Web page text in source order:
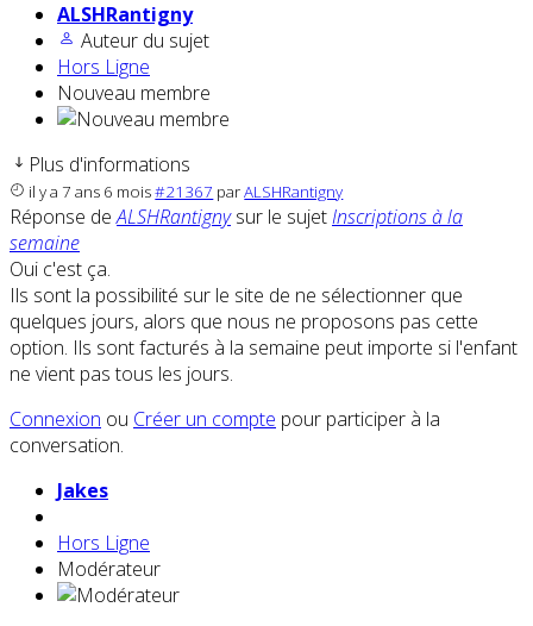
ALSHRantigny
Auteur du sujet
Hors Ligne
Nouveau membre
Plus d'informations
il y a 7 ans 6 mois#21367 parALSHRantigny
Réponse deALSHRantignysur le sujetInscriptions à la
semaine
Oui c'est ça.
Ils sont la possibilité sur le site de ne sélectionner que
quelques jours, alors que nous ne proposons pas cette
option. Ils sont facturés à la semaine peut importe si l'enfant
ne vient pas tous les jours.
Connexion ou Créer un compte pour participer à la
conversation.
Jakes
Hors Ligne
Modérateur